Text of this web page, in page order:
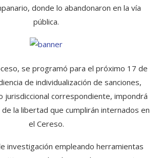
donde lo abandonaron en la vía
pública.
se programó para el próximo 17 de
de individualización de sanciones,
jurisdiccional correspondiente, impondrá
la libertad que cumplirán internados en
el Cereso.
investigación empleando herramientas